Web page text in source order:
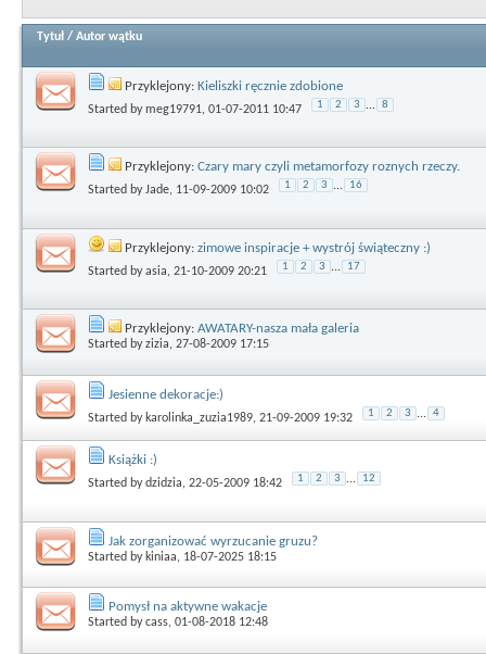
Tytuł / Autor wątku
Przyklejony: Kieliszki ręcznie zdobione
Started bymeg19791, 01-07-2011 10:47 1 2 3 ... 8
Przyklejony: Czary mary czyli metamorfozy roznych rzeczy.
Started byJade, 11-09-2009 10:02 1 2 3 ... 16
Przyklejony: zimowe inspiracje + wystrój świąteczny :)
Started byasia, 21-10-2009 20:21 1 2 3 ... 17
Przyklejony: AWATARY-nasza mała galeria
Started byzizia, 27-08-2009 17:15
Jesienne dekoracje:)
Started by karolinka_zuzia1989, 21-09-2009 19:32 1 2 3 ... 4
Książki :)
Started bydzidzia, 22-05-2009 18:42 1 2 3 ... 12
Jak zorganizować wyrzucanie gruzu?
Started by kiniaa, 18-07-2025 18:15
Pomysł na aktywne wakacje
Started bycass, 01-08-2018 12:48